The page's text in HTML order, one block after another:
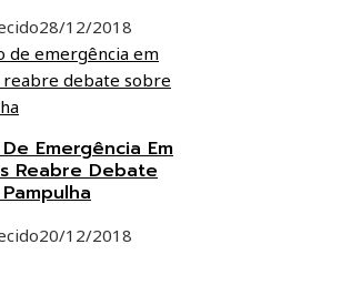
28/12/2018
Emergência Em
Reabre Debate
20/12/2018